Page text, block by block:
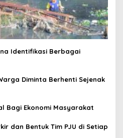
Identifikasi Berbagai
Diminta Berhenti Sejenak
Bagi Ekonomi Masyarakat
dan Bentuk Tim PJU di Setiap